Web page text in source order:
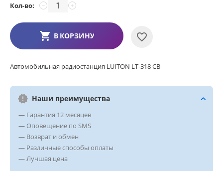
Кол-во: +
−
В КОРЗИНУ
Автомобильная радиостанция LUITON LT-318 CB
Наши преимущества
— Гарантия 12 месяцев
— Оповещение по SMS
— Возврат и обмен
— Различные способы оплаты
— Лучшая цена